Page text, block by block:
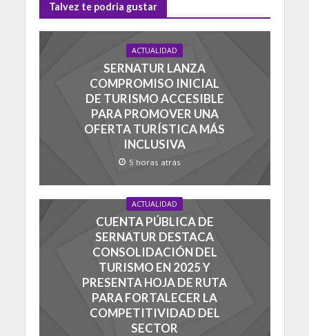
Talvez te podria gustar
ACTUALIDAD
SERNATUR LANZA
COMPROMISO INICIAL
DE TURISMO ACCESIBLE
PARA PROMOVER UNA
OFERTA TURÍSTICA MÁS
INCLUSIVA
5 horas atrás
ACTUALIDAD
CUENTA PÚBLICA DE
SERNATUR DESTACA
CONSOLIDACIÓN DEL
TURISMO EN 2025 Y
PRESENTA HOJA DE RUTA
PARA FORTALECER LA
COMPETITIVIDAD DEL
SECTOR